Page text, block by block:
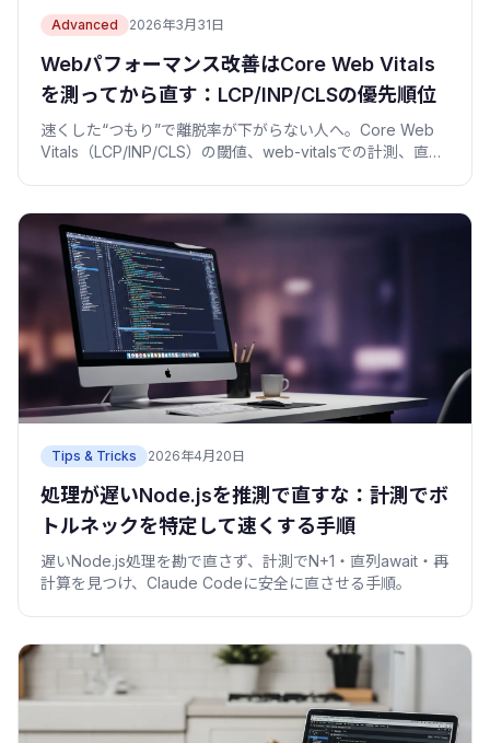
Advanced 2026年3月31日
Webパフォーマンス改善はCore Web Vitals
を測ってから直す：LCP/INP/CLSの優先順位
速くした“つもり”で離脱率が下がらない人へ。Core Web
Vitals（LCP/INP/CLS）の閾値、web-vitalsでの計測、直す
Tips & Tricks 2026年4月20日
処理が遅いNode.jsを推測で直すな：計測でボ
トルネックを特定して速くする手順
遅いNode.js処理を勘で直さず、計測でN+1・直列await・再
計算を見つけ、Claude Codeに安全に直させる手順。